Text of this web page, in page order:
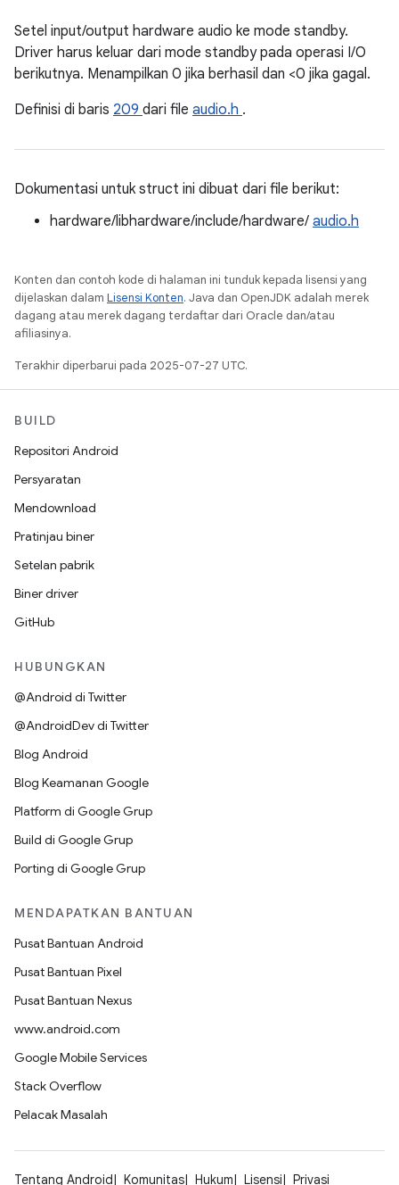
Setel input/output hardware audio ke mode standby.
Driver harus keluar dari mode standby pada operasi I/O
berikutnya. Menampilkan 0 jika berhasil dan <0 jika gagal.
Definisi di baris 209 dari file audio.h .
Dokumentasi untuk struct ini dibuat dari file berikut:
hardware/libhardware/include/hardware/ audio.h
Konten dan contoh kode di halaman ini tunduk kepada lisensi yang
dijelaskan dalam Lisensi Konten. Java dan OpenJDK adalah merek
dagang atau merek dagang terdaftar dari Oracle dan/atau
afiliasinya.
Terakhir diperbarui pada 2025-07-27 UTC.
BUILD
Repositori Android
Persyaratan
Mendownload
Pratinjau biner
Setelan pabrik
Biner driver
GitHub
HUBUNGKAN
@Android di Twitter
@AndroidDev di Twitter
Blog Android
Blog Keamanan Google
Platform di Google Grup
Build di Google Grup
Porting di Google Grup
MENDAPATKAN BANTUAN
Pusat Bantuan Android
Pusat Bantuan Pixel
Pusat Bantuan Nexus
www.android.com
Google Mobile Services
Stack Overflow
Pelacak Masalah
Tentang Android Komunitas Hukum Lisensi Privasi